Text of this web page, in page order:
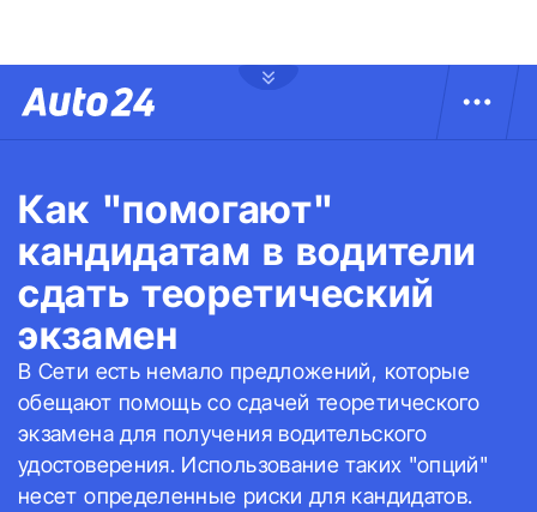
Как "помогают"
кандидатам в водители
сдать теоретический
экзамен
В Сети есть немало предложений, которые
обещают помощь со сдачей теоретического
экзамена для получения водительского
удостоверения. Использование таких "опций"
несет определенные риски для кандидатов.